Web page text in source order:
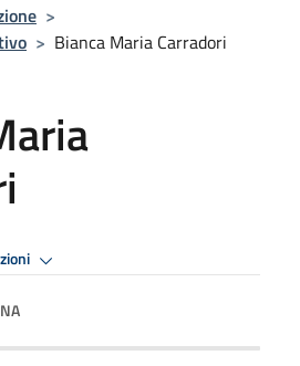
>
> Bianca Maria Carradori